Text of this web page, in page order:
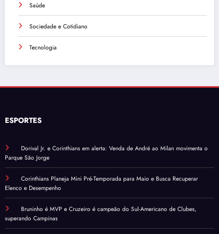
Saúde
Sociedade e Cotidiano
Tecnologia
ESPORTES
Dorival Jr. e Corinthians em alerta: Venda de André ao Milan movimenta o
Parque São Jorge
Corinthians Planeja Mini Pré-Temporada para Maio e Busca Recuperar
Elenco e Desempenho
Bruninho é MVP e Cruzeiro é campeão do Sul-Americano de Clubes,
superando Campinas